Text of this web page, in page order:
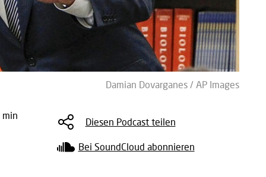
Damian Dovarganes / AP Images
Diesen Podcast teilen
Bei SoundCloud abonnieren